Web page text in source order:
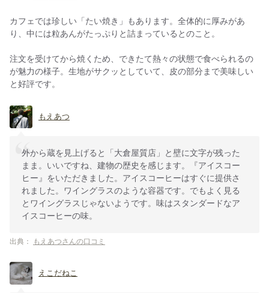
カフェでは珍しい「たい焼き」もあります。全体的に厚みがあ
り、中には粒あんがたっぷりと詰まっているとのこと。
注文を受けてから焼くため、できたて熱々の状態で食べられるの
が魅力の様子。生地がサクッとしていて、皮の部分まで美味しい
と好評です。
もえあつ
外から蔵を見上げると「大倉屋質店」と壁に文字が残った
まま。いいですね、建物の歴史を感じます。『アイスコー
ヒー』をいただきました。アイスコーヒーはすぐに提供さ
れました。ワイングラスのような容器です。でもよく見る
とワイングラスじゃないようです。味はスタンダードなア
イスコーヒーの味。
出典： もえあつさんの口コミ
えこだねこ